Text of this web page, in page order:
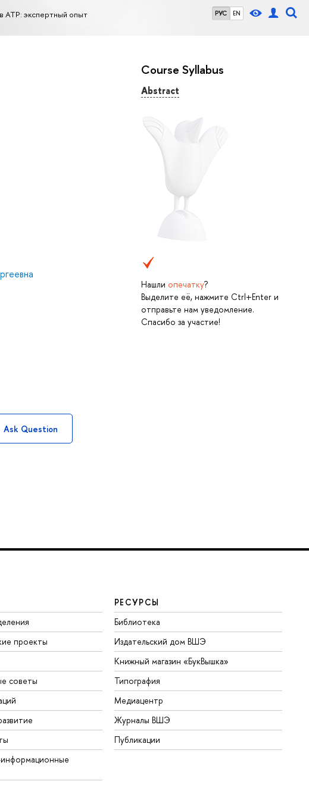
РУС EN
АТР: экспертный опыт
Course Syllabus
Abstract
Нашли опечатку?
Выделите её, нажмите Ctrl+Enter и
отправьте нам уведомление.
Спасибо за участие!
Ask Question
проекты
советы
РЕСУРСЫ
Библиотека
Издательский дом ВШЭ
Книжный магазин «БукВышка»
Типография
Медиацентр
Журналы ВШЭ
Публикации